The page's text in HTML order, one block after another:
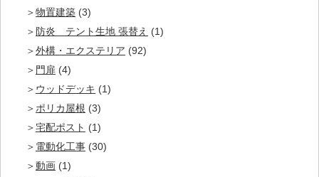
物置建築 (3)
防炎 テント生地 張替え (1)
外構・エクステリア (92)
門扉 (4)
ウッドデッキ (1)
ポリカ屋根 (3)
宅配ポスト (1)
電動化工事 (30)
動画 (1)